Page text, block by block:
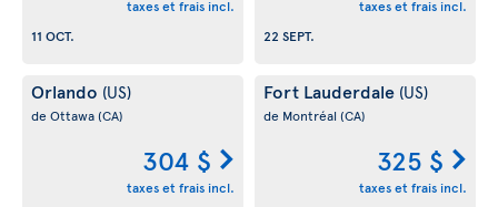
taxes et frais incl.
11 OCT.
taxes et frais incl.
22 SEPT.
Orlando (US)
de Ottawa(CA)
304 $
taxes et frais incl.
Fort Lauderdale (US)
de Montréal (CA)
325 $
taxes et frais incl.